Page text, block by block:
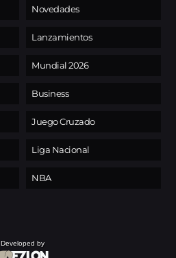
Novedades
Lanzamientos
Mundial 2026
Business
Juego Cruzado
Liga Nacional
NBA
Developed by